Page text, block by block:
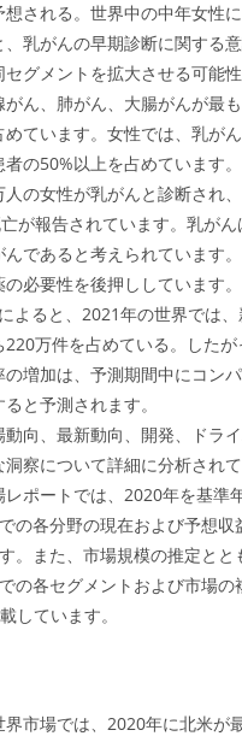
される。世界中の中年女性
乳がんの早期診断に関する
グメントを拡大させる可能
ん、肺がん、大腸がんが最
ています。女性では、乳が
の50%以上を占めています。
の女性が乳がんと診断され
が報告されています。乳がん
であると考えられています
必要性を後押ししています。
よると、2021年の世界では
万件を占めている。したが
増加は、予測期間中にコン
と予測されます。
向、最新動向、開発、ドラ
察について詳細に分析されて
ポートでは、2020年を基準
の各分野の現在および予想収
。また、市場規模の推定とと
の各セグメントおよび市場の
しています。
市場では、2020年に北米が